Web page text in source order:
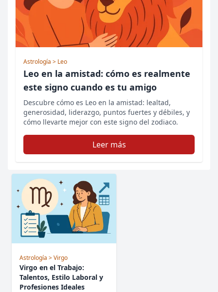
Astrología > Leo
Leo en la amistad: cómo es realmente
este signo cuando es tu amigo
Descubre cómo es Leo en la amistad: lealtad,
generosidad, liderazgo, puntos fuertes y débiles, y
cómo llevarte mejor con este signo del zodiaco.
Leer más
Astrología > Virgo
Virgo en el Trabajo:
Talentos, Estilo Laboral y
Profesiones Ideales